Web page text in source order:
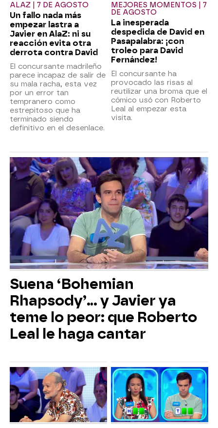
ALAZ | 7 DE AGOSTO
Un fallo nada más
empezar lastra a
Javier en AlaZ: ni su
reacción evita otra
derrota contra David
El concursante madrileño
parece incapaz de salir de
su mala racha, esta vez
por un error tan
tempranero como
estrepitoso que ha
terminado siendo
definitivo en el desenlace.
MEJORES MOMENTOS | 7
DE AGOSTO
La inesperada
despedida de David en
Pasapalabra: ¡con
troleo para David
Fernández!
El concursante ha
provocado las risas al
reutilizar una broma que el
cómico usó con Roberto
Leal al empezar esta
visita.
Suena ‘Bohemian
Rhapsody’... y Javier ya
teme lo peor: que Roberto
Leal le haga cantar